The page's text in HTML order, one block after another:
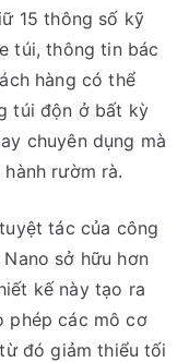
15 thông số kỹ
túi, thông tin bác
hàng có thể
túi độn ở bất kỳ
chuyên dụng mà
rườm rà.
tác của công
sở hữu hơn
kế này tạo ra
phép các mô cơ
đó giảm thiểu tối